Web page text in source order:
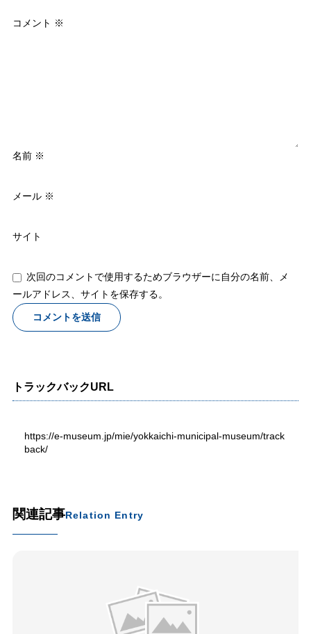
コメント ※
名前 ※
メール ※
サイト
次回のコメントで使用するためブラウザーに自分の名前、メ
ールアドレス、サイトを保存する。
トラックバックURL
https://e-museum.jp/mie/yokkaichi-municipal-museum/track
back/
関連記事Relation Entry